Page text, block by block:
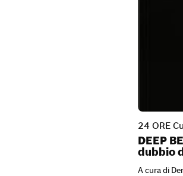
24 ORE
DEEP
dubbio
A cura di